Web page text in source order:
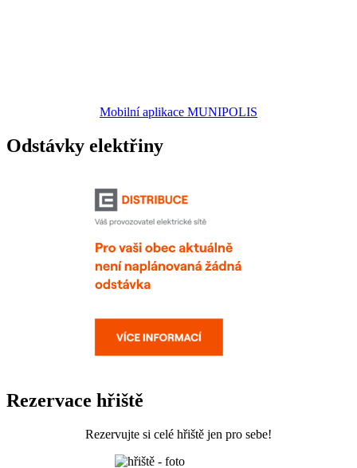
Mobilní aplikace MUNIPOLIS
Odstávky elektřiny
Rezervace hřiště
Rezervujte si celé hřiště jen pro sebe!